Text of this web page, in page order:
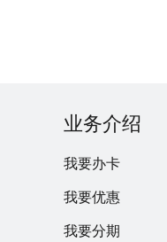
业务介绍
我要办卡
我要优惠
我要分期